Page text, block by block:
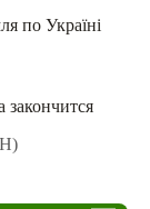
по Україні